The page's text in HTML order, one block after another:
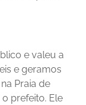
e valeu a
e geramos
Praia de
prefeito. Ele